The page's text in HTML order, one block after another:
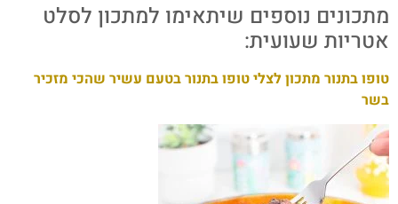
מתכונים נוספים שיתאימו למתכון לסלט
אטריות שעועית:
טופו בתנור מתכון לצלי טופו בתנור בטעם עשיר שהכי מזכיר
בשר